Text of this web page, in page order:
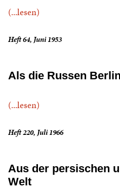
(...lesen)
Heft 64, Juni 1953
Als die Russen
(...lesen)
Heft 220, Juli 1966
Aus der persischen
Welt